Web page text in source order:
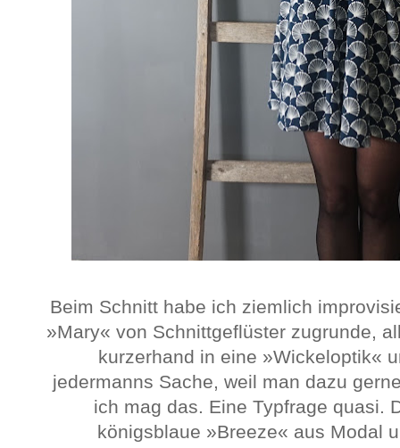
Beim Schnitt habe ich ziemlich
»Mary« von Schnittgeflüster zugrunde,
kurzerhand in eine »Wickeloptik«
jedermanns Sache, weil man dazu
ich mag das. Eine Typfrage quasi.
königsblaue »Breeze« aus Modal